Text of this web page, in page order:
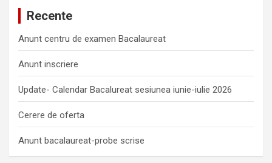
Recente
Anunt centru de examen Bacalaureat
Anunt inscriere
Update- Calendar Bacalureat sesiunea iunie-iulie 2026
Cerere de oferta
Anunt bacalaureat-probe scrise